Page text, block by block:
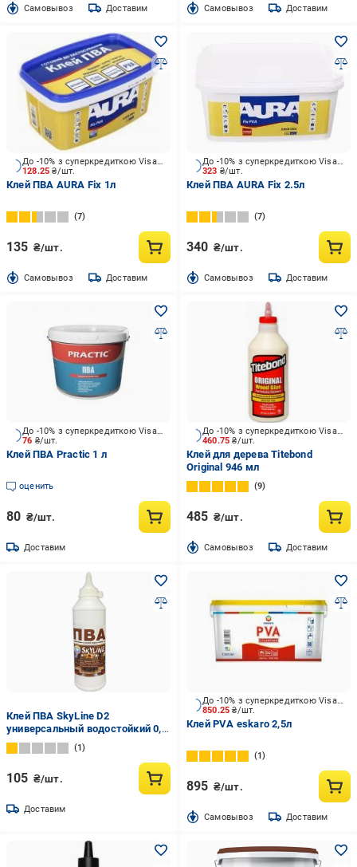
Cамовывоз Доставим Cамовывоз Доставим
128.25₴/шт.
До -10% з суперкредиткою Visa Вигода
Клей ПВА AURA Fix 1л
7
135 ₴/шт.
Cамовывоз Доставим
323 ₴/шт.
До -10% з суперкредиткою Visa Вигода
Клей ПВА AURA Fix 2.5л
7
340 ₴/шт.
Cамовывоз Доставим
76 ₴/шт.
До -10% з суперкредиткою Visa Вигода
Клей ПВА Practic 1 л
оценить
80 ₴/шт.
Доставим
460.75₴/шт.
До -10% з суперкредиткою Visa Вигода
Клей для дерева Titebond
Original 946 мл
9
485 ₴/шт.
Cамовывоз Доставим
Клей ПВА SkyLine D2
универсальный водостойкий 0,5
кг
1
105 ₴/шт.
Доставим
850.25₴/шт.
До -10% з суперкредиткою Visa Вигода
Клей PVA eskaro 2,5л
1
895 ₴/шт.
Cамовывоз Доставим